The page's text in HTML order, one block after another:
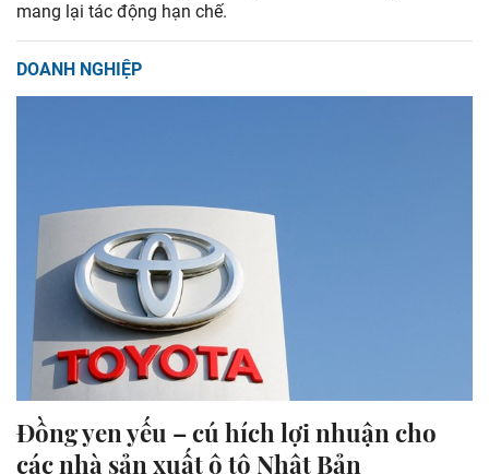
mang lại tác động hạn chế.
DOANH NGHIỆP
Đồng yen yếu – cú hích lợi nhuận cho
các nhà sản xuất ô tô Nhật Bản